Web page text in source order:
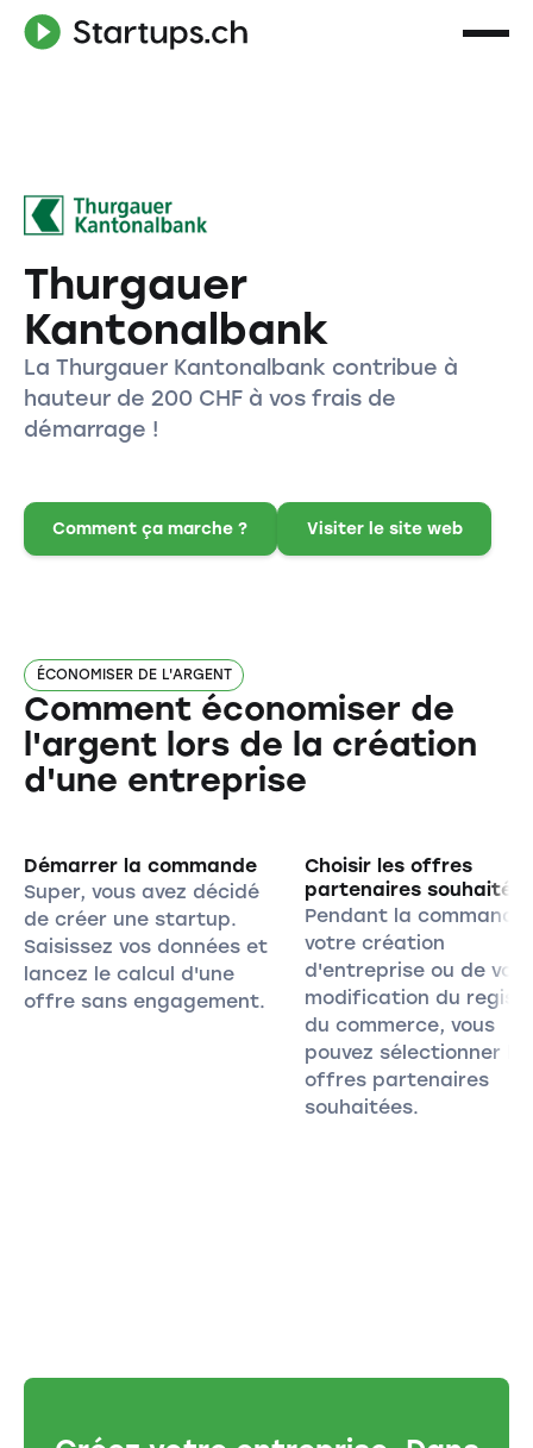
Thurgauer
Kantonalbank
La Thurgauer Kantonalbank contribue à
hauteur de 200 CHF à vos frais de
démarrage !
Comment ça marche ? Visiter le site web
ÉCONOMISER DE L'ARGENT
Comment économiser de
l'argent lors de la création
d'une entreprise
Démarrer la commande
Super, vous avez décidé
de créer une startup.
Saisissez vos données et
lancez le calcul d'une
offre sans engagement.
Choisir les offres
partenaires
Pendant la commande
votre création
d'entreprise ou de
modification du
du commerce, vous
pouvez sélectionner les
offres partenaires
souhaitées.